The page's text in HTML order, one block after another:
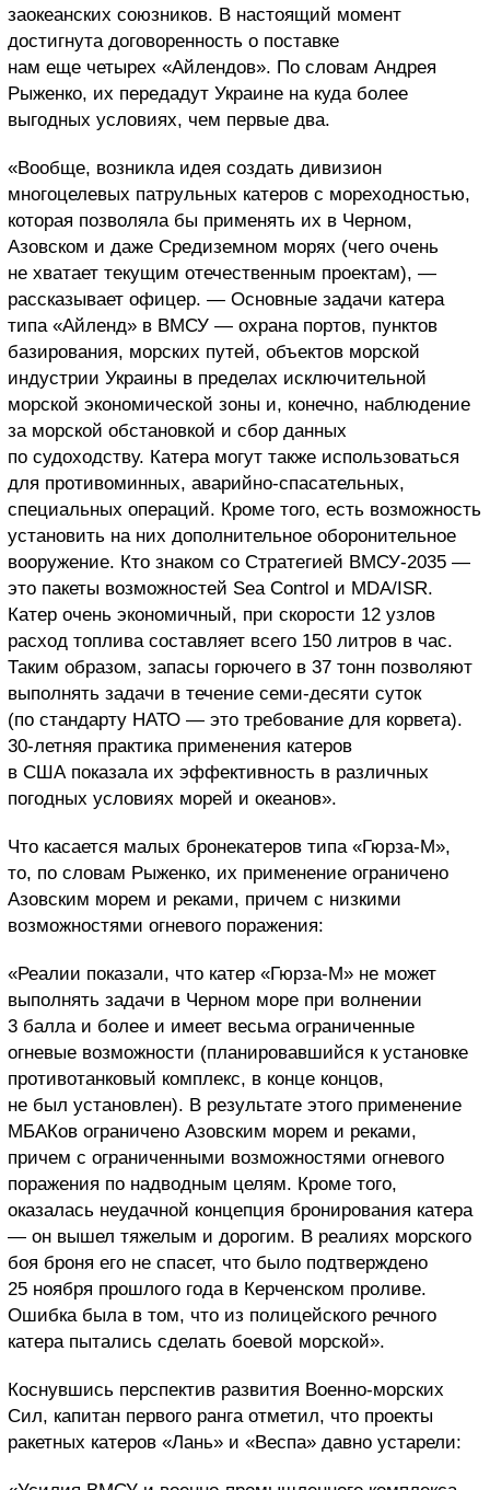
заокеанских союзников. В настоящий момент
достигнута договоренность о поставке
нам еще четырех «Айлендов». По словам Андрея
Рыженко, их передадут Украине на куда более
выгодных условиях, чем первые два.
«Вообще, возникла идея создать дивизион
многоцелевых патрульных катеров с мореходностью,
которая позволяла бы применять их в Черном,
Азовском и даже Средиземном морях (чего очень
не хватает текущим отечественным проектам), —
рассказывает офицер. — Основные задачи катера
типа «Айленд» в ВМСУ — охрана портов, пунктов
базирования, морских путей, объектов морской
индустрии Украины в пределах исключительной
морской экономической зоны и, конечно, наблюдение
за морской обстановкой и сбор данных
по судоходству. Катера могут также использоваться
для противоминных, аварийно-спасательных,
специальных операций. Кроме того, есть возможность
установить на них дополнительное оборонительное
вооружение. Кто знаком со Стратегией ВМСУ-2035 —
это пакеты возможностей Sea Control и MDA/ISR.
Катер очень экономичный, при скорости 12 узлов
расход топлива составляет всего 150 литров в час.
Таким образом, запасы горючего в 37 тонн позволяют
выполнять задачи в течение семи-десяти суток
(по стандарту НАТО — это требование для корвета).
30-летняя практика применения катеров
в США показала их эффективность в различных
погодных условиях морей и океанов».
Что касается малых бронекатеров типа «Гюрза-М»,
то, по словам Рыженко, их применение ограничено
Азовским морем и реками, причем с низкими
возможностями огневого поражения:
«Реалии показали, что катер «Гюрза-М» не может
выполнять задачи в Черном море при волнении
3 балла и более и имеет весьма ограниченные
огневые возможности (планировавшийся к установке
противотанковый комплекс, в конце концов,
не был установлен). В результате этого применение
МБАКов ограничено Азовским морем и реками,
причем с ограниченными возможностями огневого
поражения по надводным целям. Кроме того,
оказалась неудачной концепция бронирования катера
— он вышел тяжелым и дорогим. В реалиях морского
боя броня его не спасет, что было подтверждено
25 ноября прошлого года в Керченском проливе.
Ошибка была в том, что из полицейского речного
катера пытались сделать боевой морской».
Коснувшись перспектив развития Военно-морских
Сил, капитан первого ранга отметил, что проекты
ракетных катеров «Лань» и «Веспа» давно устарели: